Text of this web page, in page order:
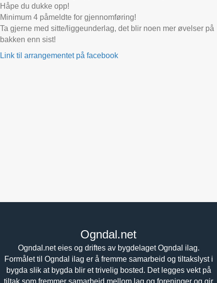
Håpe du dukke opp!
Minimum 4 påmeldte for gjennomføring!
Ta gjerne med sitte/liggeunderlag, det blir noen mer øvelser på
bakken enn sist!
Link til arrangementet på facebook
Ogndal.net
Ogndal.net eies og driftes av bygdelaget Ogndal ilag.
Formålet til Ogndal ilag er å fremme samarbeid og tiltakslyst i
bygda slik at bygda blir et trivelig bosted. Det legges vekt på